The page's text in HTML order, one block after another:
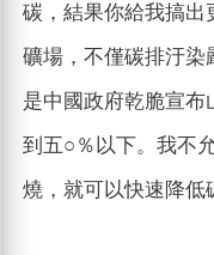
碳，結果你給我搞出
礦場，不僅碳排汙染
是中國政府乾脆宣布
到五○％以下。我不
燒，就可以快速降低